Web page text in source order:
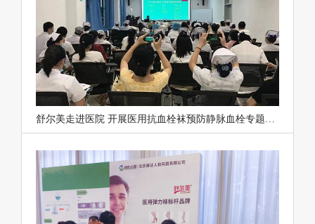
舒尔美走进医院 开展医用抗血栓袜预防静脉血栓专题讲座